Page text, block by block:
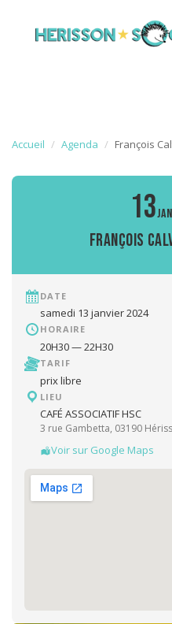
Accueil Agenda François
13
François
DATE
samedi 13 janvier 2024
HORAIRE
20H30 — 22H30
TARIF
prix libre
LIEU
CAFÉ ASSOCIATIF HSC
3 rue Gambetta, 03190
Voir sur Google Maps